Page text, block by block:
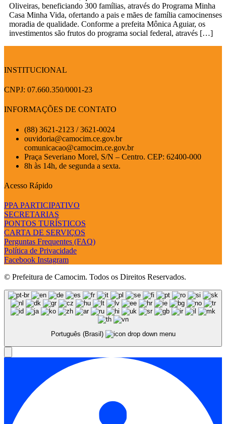
Oliveiras, beneficiando 300 famílias, através do Programa Minha
Casa Minha Vida, ofertando a pais e mães de família camocinenses
moradia de qualidade. Conforme a prefeita Mônica Aguiar, os
investimentos são frutos do programa social federal, através […]
INSTITUCIONAL
CNPJ: 07.660.350/0001-23
INFORMAÇÕES DE CONTATO
(88) 3621-2123 / 3621-0024
ouvidoria@camocim.ce.gov.br
comunicacao@camocim.ce.gov.br
Praça Severiano Morel, S/N – Centro. CEP: 62400-000
8h às 14h, de segunda a sexta.
Acesso Rápido
PPA PARTICIPATIVO
SECRETARIAS
PONTOS TURÍSTICOS
CARTA DE SERVIÇOS
Perguntas Frequentes (FAQ)
Política de Privacidade
Facebook Instagram
© Prefeitura de Camocim. Todos os Direitos Reservados.
Português (Brasil)